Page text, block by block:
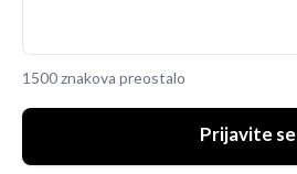
1500 znakova preostalo
Prijavite se